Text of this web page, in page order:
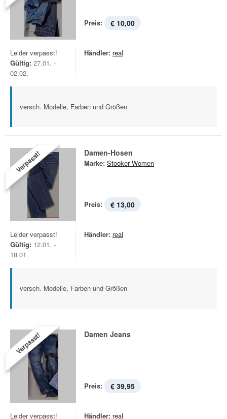
Preis: € 10,00
Leider verpasst!
Gültig: 27.01. -
02.02.
Händler: real
versch. Modelle, Farben und Größen
Verpasst! Damen-Hosen
Marke: Stooker Women
Preis: € 13,00
Leider verpasst!
Gültig: 12.01. -
18.01.
Händler: real
versch. Modelle, Farben und Größen
Verpasst! Damen Jeans
Preis: € 39,95
Leider verpasst!
Händler: real